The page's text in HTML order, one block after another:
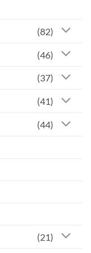
(82)
(46)
(37)
(41)
(44)
(21)